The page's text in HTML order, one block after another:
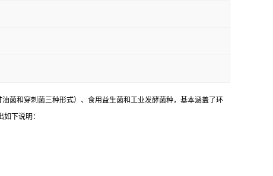
菌和穿刺菌三种形式）、食用益生菌和工业发酵菌种，基本涵盖了环
下说明：